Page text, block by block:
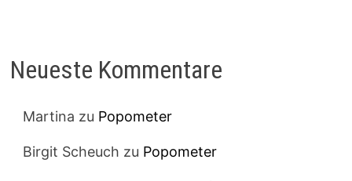
Neueste Kommentare
Martina zu Popometer
Birgit Scheuch zu Popometer